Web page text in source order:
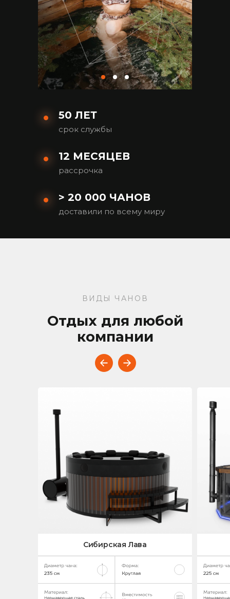
50 ЛЕТ
срок службы
12 МЕСЯЦЕВ
рассрочка
> 20 000 ЧАНОВ
доставили по всему миру
ВИДЫ ЧАНОВ
Отдых для любой
компании
Сибирская Лава